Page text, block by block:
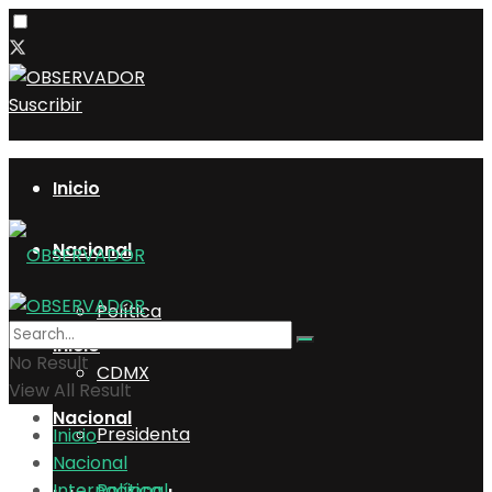
Suscribir
Inicio
Nacional
Política
CDMX
Presidenta
Inicio
Nacional
No Result
View All Result
Inicio
Nacional